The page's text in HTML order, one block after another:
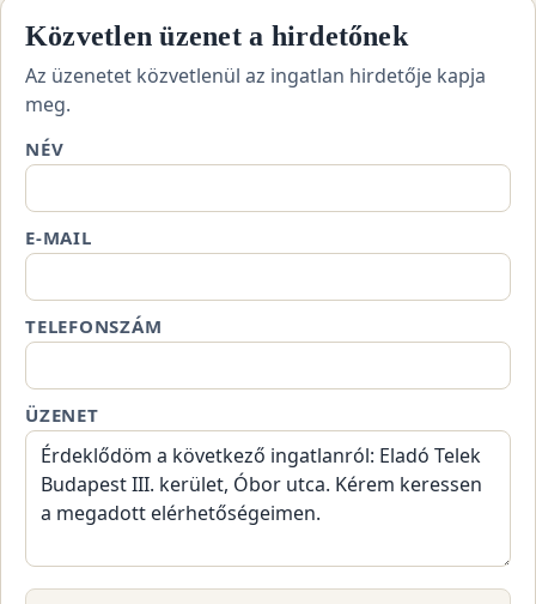
Közvetlen üzenet a hirdetőnek
Az üzenetet közvetlenül az ingatlan hirdetője kapja
meg.
NÉV
E-MAIL
TELEFONSZÁM
ÜZENET